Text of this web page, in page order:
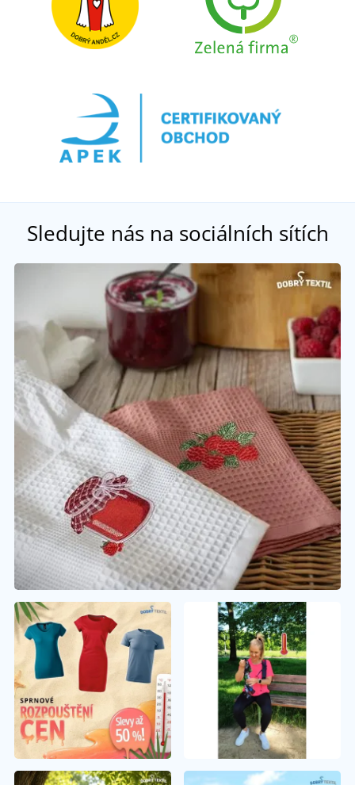
Sledujte nás na sociálních sítích